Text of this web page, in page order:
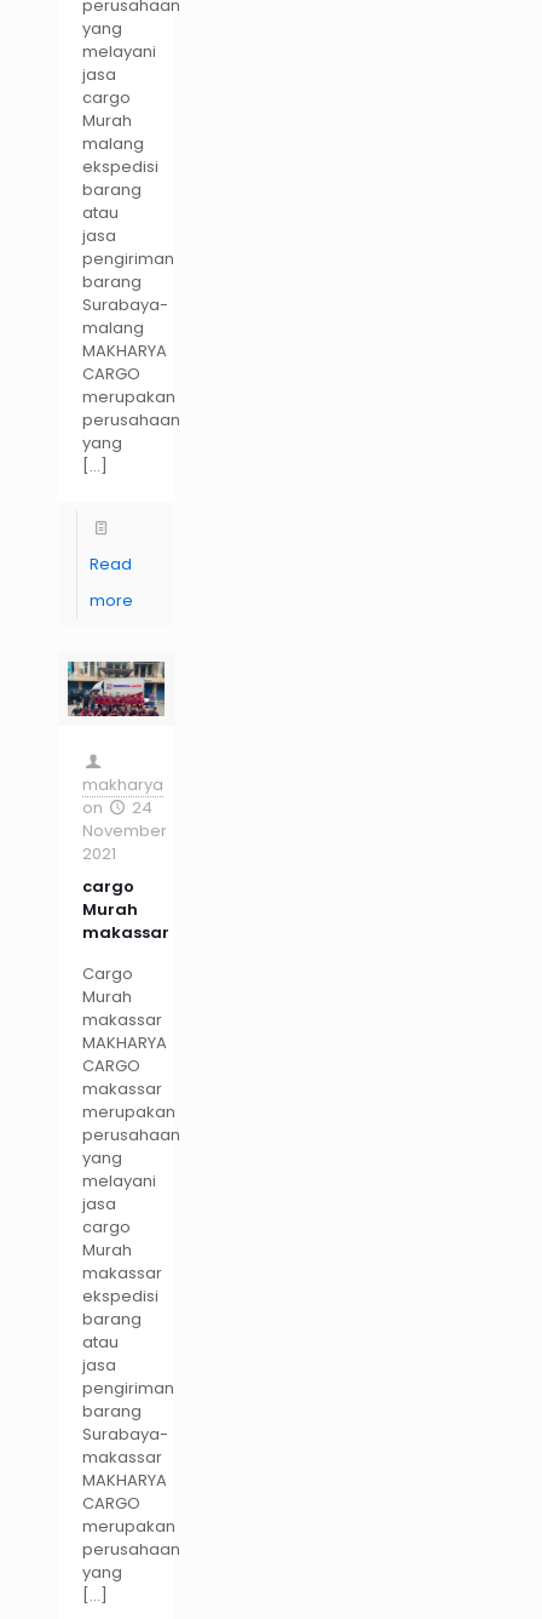
perusahaan
yang
melayani
jasa
cargo
Murah
malang
ekspedisi
barang
atau
jasa
pengiriman
barang
Surabaya-
malang
MAKHARYA
CARGO
merupakan
perusahaan
yang
[…]
Read
more
makharya
on
24
November
2021
cargo
Murah
makassar
Cargo
Murah
makassar
MAKHARYA
CARGO
makassar
merupakan
perusahaan
yang
melayani
jasa
cargo
Murah
makassar
ekspedisi
barang
atau
jasa
pengiriman
barang
Surabaya-
makassar
MAKHARYA
CARGO
merupakan
perusahaan
yang
[…]